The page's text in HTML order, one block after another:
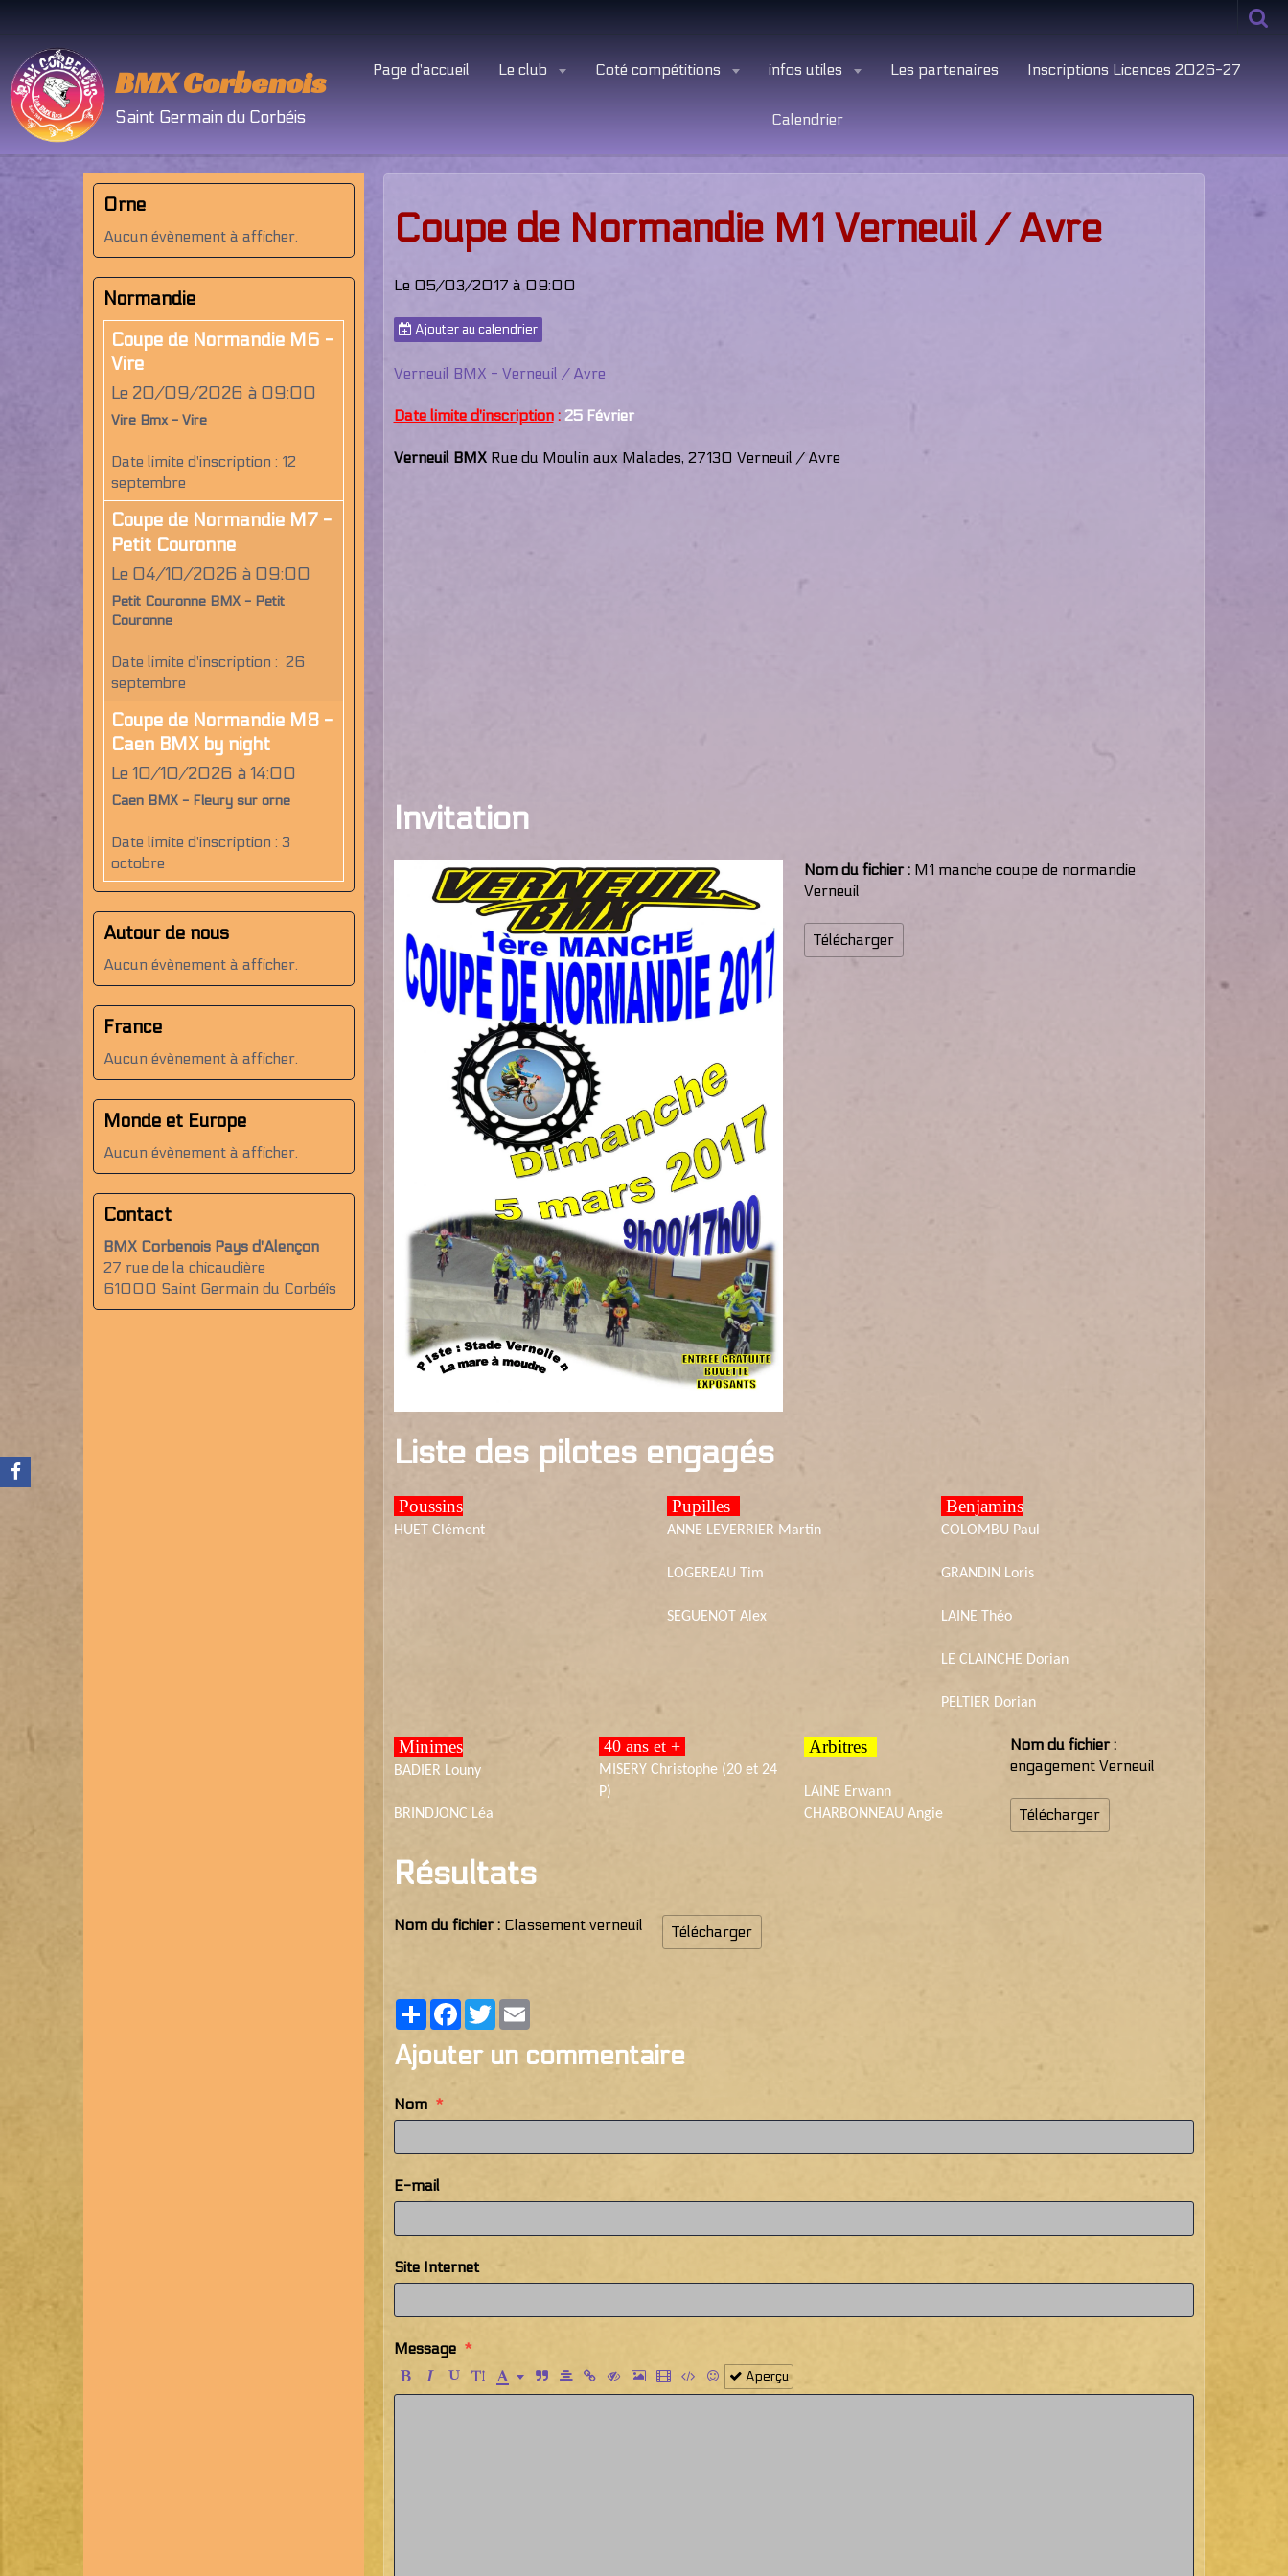
BMX Corbenois
Saint Germain du Corbéis
Page d'accueil Le club Coté compétitions infos utiles Les partenaires Inscriptions Licences 2026-27
Calendrier
Coupe de Normandie M1 Verneuil / Avre
Le 05/03/2017 à 09:00
Ajouter au calendrier
Verneuil BMX - Verneuil / Avre
Date limite d'inscription: 25 Février
Verneuil BMXRue du Moulin aux Malades, 27130 Verneuil / Avre
Invitation
Nom du fichier : M1 manche coupe de normandie
Verneuil
Télécharger
Liste des pilotes engagés
Poussins
HUET Clément
Pupilles
ANNE LEVERRIER Martin
LOGEREAU Tim
SEGUENOT Alex
Benjamins
COLOMBU Paul
GRANDIN Loris
LAINE Théo
LE CLAINCHE Dorian
PELTIER Dorian
Minimes
BADIER Louny
BRINDJONC Léa
40 ans et +
MISERY Christophe (20 et 24
P)
Arbitres
LAINE Erwann
CHARBONNEAU Angie
Nom du fichier :
engagement Verneuil
Télécharger
Résultats
Nom du fichier :Classement verneuil Télécharger
PartagerFacebook
TwitterEmail
Ajouter un commentaire
Nom
E-mail
Site Internet
Message
Aperçu
Orne
Aucun évènement à afficher.
Normandie
Coupe de Normandie M6 -
Vire
Le 20/09/2026 à 09:00
Vire Bmx - Vire
Date limite d'inscription : 12
septembre
Coupe de Normandie M7 -
Petit Couronne
Le 04/10/2026 à 09:00
Petit Couronne BMX - Petit
Couronne
Date limite d'inscription : 26
septembre
Coupe de Normandie M8 -
Caen BMX by night
Le 10/10/2026 à 14:00
Caen BMX - Fleury sur orne
Date limite d'inscription : 3
octobre
Autour de nous
Aucun évènement à afficher.
France
Aucun évènement à afficher.
Monde et Europe
Aucun évènement à afficher.
Contact
BMX Corbenois Pays d'Alençon
27 rue de la chicaudière
61000 Saint Germain du Corbéîs